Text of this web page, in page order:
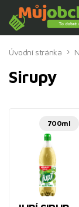
Úvodní stránka
Sirupy
700ml